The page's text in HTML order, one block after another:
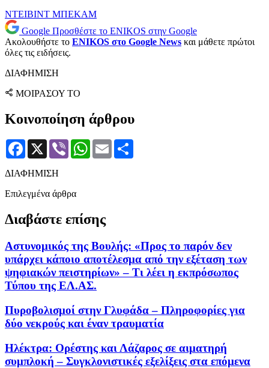
ΝΤΕΙΒΙΝΤ ΜΠΕΚΑΜ
Google Προσθέστε το ENIKOS στην Google
Ακολουθήστε το ENIKOS στο Google News και μάθετε πρώτοι
όλες τις ειδήσεις.
ΔΙΑΦΗΜΙΣΗ
ΜΟΙΡΑΣΟΥ ΤΟ
Κοινοποίηση άρθρου
Facebook
X Viber WhatsApp
Email
ΔΙΑΦΗΜΙΣΗ
Επιλεγμένα άρθρα
Διαβάστε επίσης
Αστυνομικός της Βουλής: «Προς το παρόν δεν
υπάρχει κάποιο αποτέλεσμα από την εξέταση των
ψηφιακών πειστηρίων» – Τι λέει η εκπρόσωπος
Τύπου της ΕΛ.ΑΣ.
Πυροβολισμοί στην Γλυφάδα – Πληροφορίες για
δύο νεκρούς και έναν τραυματία
Ηλέκτρα: Ορέστης και Λάζαρος σε αιματηρή
συμπλοκή – Συγκλονιστικές εξελίξεις στα επόμενα